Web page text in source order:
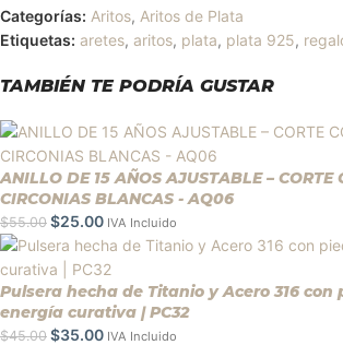
Categorías: Aritos, Aritos de Plata
Etiquetas: aretes, aritos, plata, plata 925,
TAMBIÉN TE PODRÍA GUSTAR
ANILLO DE 15 AÑOS AJUSTABLE – CORTE
CIRCONIAS BLANCAS - AQ06
$55.00 $25.00 IVA Incluido
Pulsera hecha de Titanio y Acero 316 con
energía curativa | PC32
$45.00 $35.00 IVA Incluido